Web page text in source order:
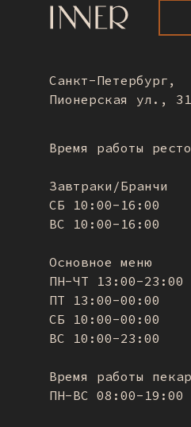
Санкт-Петербург,
Пионерская ул., 31
Время работы
Завтраки/Бранчи
СБ 10:00-16:00
ВС 10:00-16:00
Основное меню
ПН-ЧТ 13:00-23:00
ПТ 13:00-00:00
СБ 10:00-00:00
ВС 10:00-23:00
Время работы
ПН-ВС 08:00-19:00